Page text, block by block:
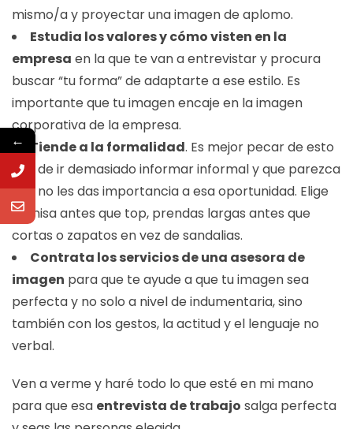
mismo/a y proyectar una imagen de aplomo.
Estudia los valores y cómo visten en la
empresa en la que te van a entrevistar y procura
buscar “tu forma” de adaptarte a ese estilo. Es
importante que tu imagen encaje en la imagen
corporativa de la empresa.
Tiende a la formalidad. Es mejor pecar de esto
que de ir demasiado informar informal y que parezca
que no les das importancia a esa oportunidad. Elige
camisa antes que top, prendas largas antes que
cortas o zapatos en vez de sandalias.
Contrata los servicios de una asesora de
imagen para que te ayude a que tu imagen sea
perfecta y no solo a nivel de indumentaria, sino
también con los gestos, la actitud y el lenguaje no
verbal.
Ven a verme y haré todo lo que esté en mi mano
para que esa entrevista de trabajo salga perfecta
←